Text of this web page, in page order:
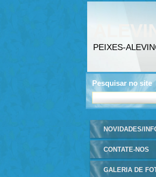
PEIXES-
NOVIDADES/
CONTATE-NOS
GALERIA DE
Pesquisar no site